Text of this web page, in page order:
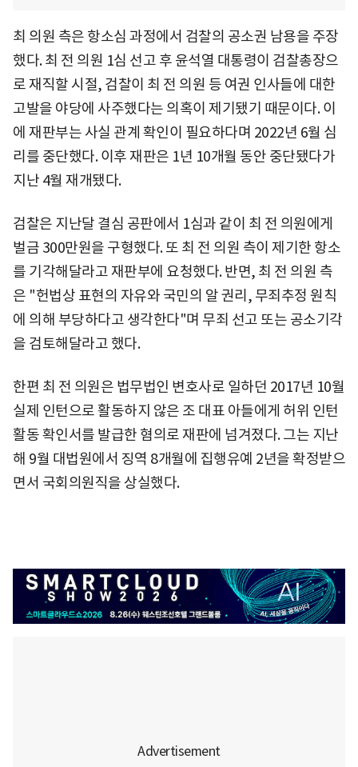
최 의원 측은 항소심 과정에서 검찰의 공소권 남용을 주장
했다. 최 전 의원 1심 선고 후 윤석열 대통령이 검찰총장으
로 재직할 시절, 검찰이 최 전 의원 등 여권 인사들에 대한
고발을 야당에 사주했다는 의혹이 제기됐기 때문이다. 이
에 재판부는 사실 관계 확인이 필요하다며 2022년 6월 심
리를 중단했다. 이후 재판은 1년 10개월 동안 중단됐다가
지난 4월 재개됐다.
검찰은 지난달 결심 공판에서 1심과 같이 최 전 의원에게
벌금 300만원을 구형했다. 또 최 전 의원 측이 제기한 항소
를 기각해달라고 재판부에 요청했다. 반면, 최 전 의원 측
은 "헌법상 표현의 자유와 국민의 알 권리, 무죄추정 원칙
에 의해 부당하다고 생각한다"며 무죄 선고 또는 공소기각
을 검토해달라고 했다.
한편 최 전 의원은 법무법인 변호사로 일하던 2017년 10월
실제 인턴으로 활동하지 않은 조 대표 아들에게 허위 인턴
활동 확인서를 발급한 혐의로 재판에 넘겨졌다. 그는 지난
해 9월 대법원에서 징역 8개월에 집행유예 2년을 확정받으
면서 국회의원직을 상실했다.